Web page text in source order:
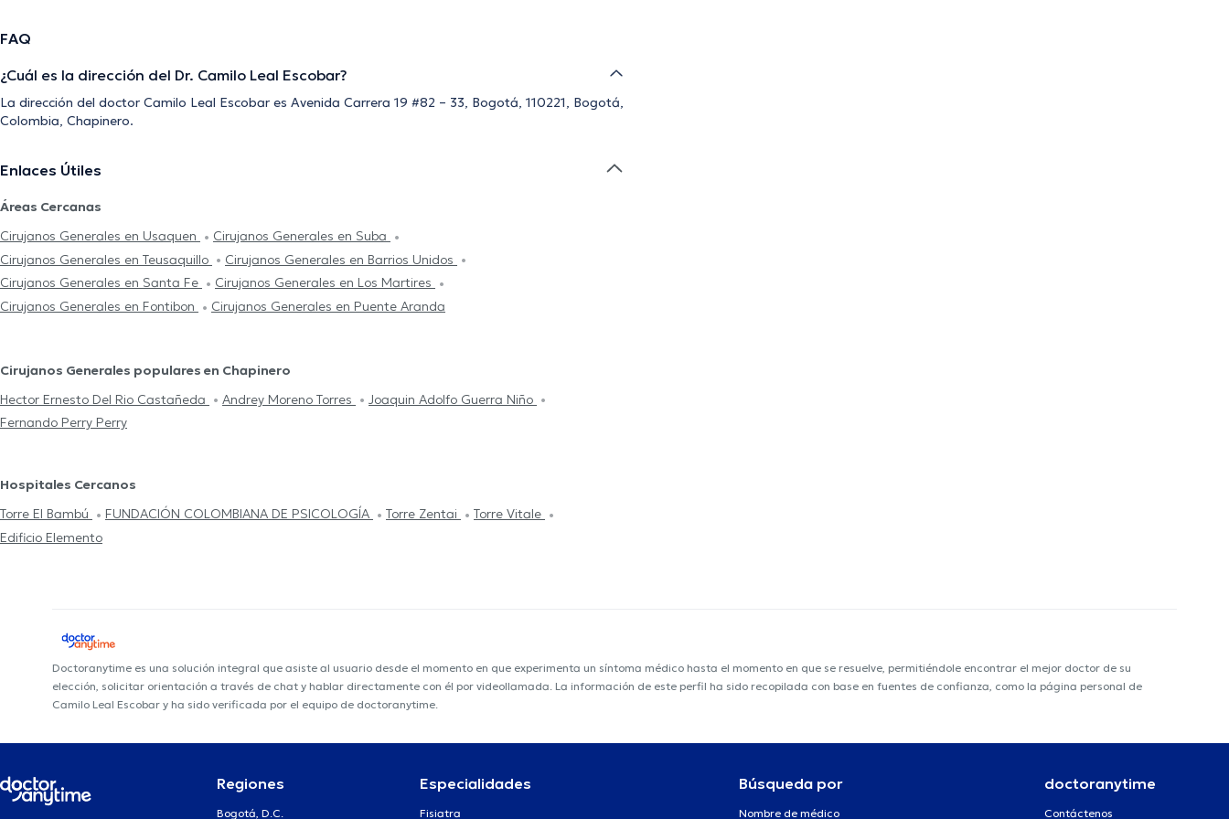
FAQ
¿Cuál es la dirección del Dr. Camilo Leal Escobar?
La dirección del doctor Camilo Leal Escobar es Avenida Carrera 19 #82 – 33, Bogotá, 110221, Bogotá,
Colombia, Chapinero.
Enlaces Útiles
Áreas Cercanas
Cirujanos Generales en Usaquen
Cirujanos Generales en Suba
Cirujanos Generales en Teusaquillo
Cirujanos Generales en Barrios Unidos
Cirujanos Generales en Santa Fe
Cirujanos Generales en Los Martires
Cirujanos Generales en Fontibon
Cirujanos Generales en Puente Aranda
Cirujanos Generales populares en Chapinero
Hector Ernesto Del Rio Castañeda
Andrey Moreno Torres
Joaquin Adolfo Guerra Niño
Fernando Perry Perry
Hospitales Cercanos
Torre El Bambú
FUNDACIÓN COLOMBIANA DE PSICOLOGÍA Torre Zentai
Torre Vitale
Edificio Elemento
Doctoranytime es una solución integral que asiste al usuario desde el momento en que experimenta un síntoma médico hasta el momento en que se resuelve, permitiéndole encontrar el mejor doctor de su
elección, solicitar orientación a través de chat y hablar directamente con él por videollamada. La información de este perfil ha sido recopilada con base en fuentes de confianza, como la página personal de
Camilo Leal Escobar y ha sido verificada por el equipo de doctoranytime.
Regiones
Bogotá, D.C.
Especialidades
Fisiatra
Búsqueda por
Nombre de médico
doctoranytime
Contáctenos